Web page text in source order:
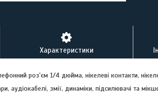
Характеристики
роз'єм 1/4 дюйма, нікелеві контакти,
аудіокабелі, змії, динаміки, підсилювачі та